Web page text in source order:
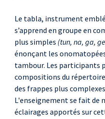
2018 - 18:30
JEUDI 20 DÉCEMBRE
2018 - 18:30
JEUDI 10 JANVIER 2019 -
18:30
JEUDI 17 JANVIER 2019 -
18:30
JEUDI 24 JANVIER 2019 -
18:30
JEUDI 31 JANVIER 2019 -
Le tabla, instrument
s’apprend en groupe en
plus simples (tun, na, ga,
énonçant les
tambour. Les participants
compositions du
des frappes plus
L'enseignement se fait de
éclairages apportés sur